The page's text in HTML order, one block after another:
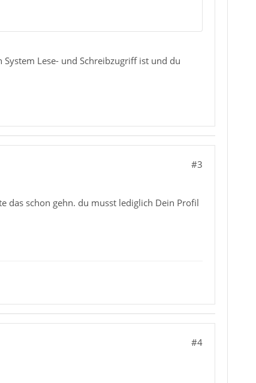
Lese- und Schreibzugriff ist und du
#3
das schon gehn. du musst lediglich Dein Profil
#4